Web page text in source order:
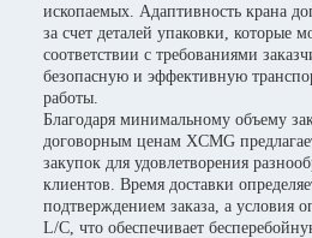
ископаемых. Адаптивность крана
за счет деталей упаковки, которые
соответствии с требованиями
безопасную и эффективную
работы.
Благодаря минимальному объему
договорным ценам XCMG
закупок для удовлетворения
клиентов. Время доставки
подтверждением заказа, а условия
L/C, что обеспечивает